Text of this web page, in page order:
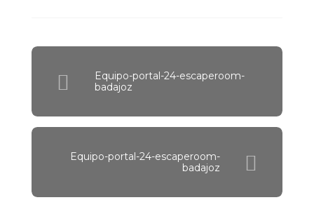
Equipo-portal-24-escaperoom-
badajoz
Equipo-portal-24-escaperoom-
badajoz